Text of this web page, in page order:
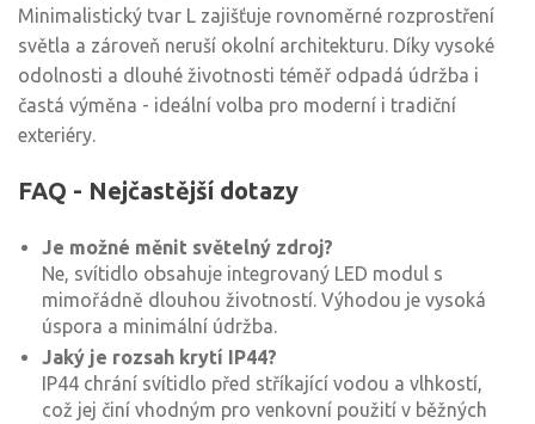
Minimalistický tvar L zajišťuje rovnoměrné rozprostření
světla a zároveň neruší okolní architekturu. Díky vysoké
odolnosti a dlouhé životnosti téměř odpadá údržba i
častá výměna - ideální volba pro moderní i tradiční
exteriéry.
FAQ - Nejčastější dotazy
Je možné měnit světelný zdroj?
Ne, svítidlo obsahuje integrovaný LED modul s
mimořádně dlouhou životností. Výhodou je vysoká
úspora a minimální údržba.
Jaký je rozsah krytí IP44?
IP44 chrání svítidlo před stříkající vodou a vlhkostí,
což jej činí vhodným pro venkovní použití v běžných